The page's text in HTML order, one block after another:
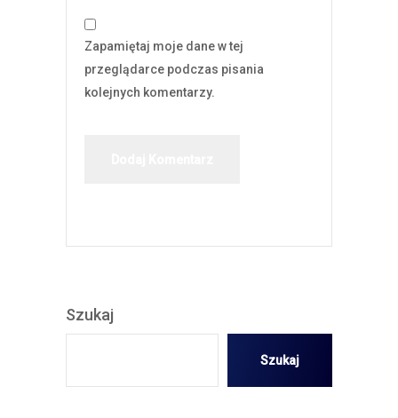
Zapamiętaj moje dane w tej
przeglądarce podczas pisania
kolejnych komentarzy.
Szukaj
Szukaj